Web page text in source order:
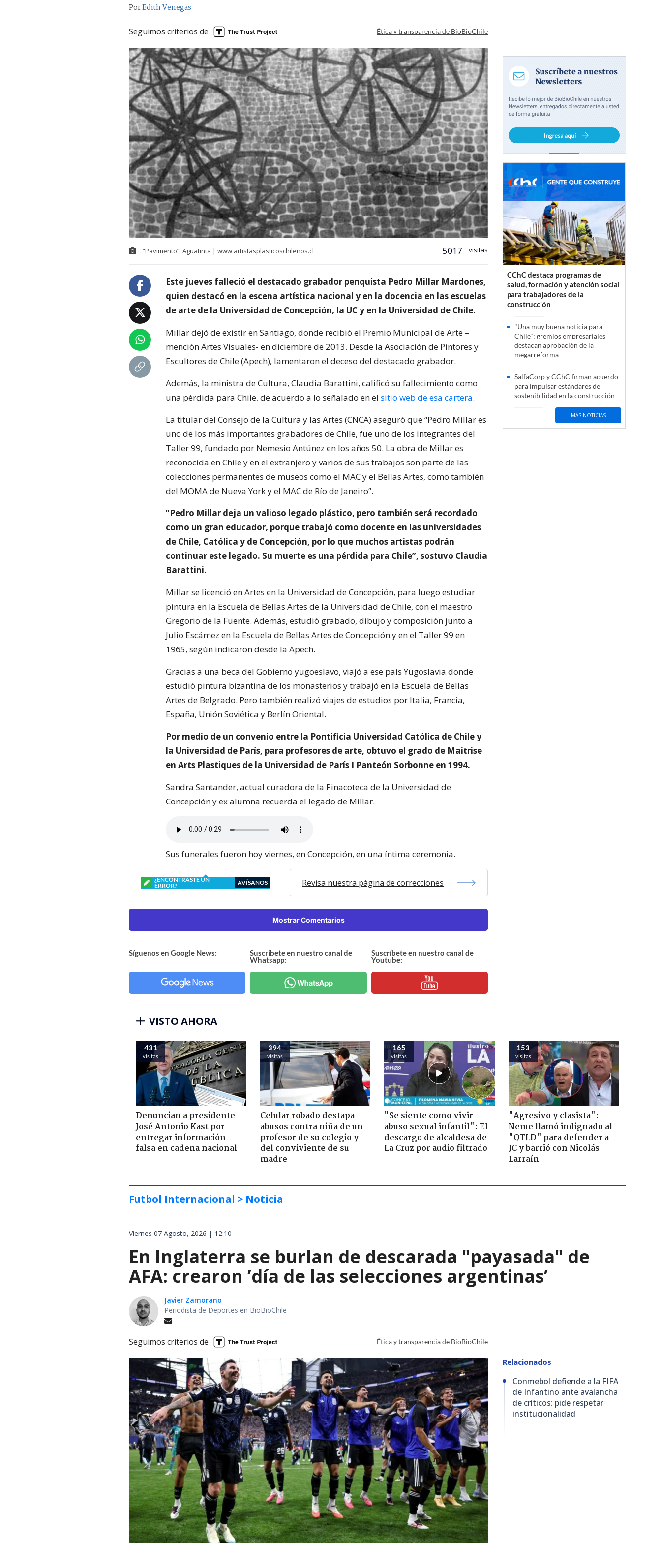
PorEdith Venegas
Seguimos criterios de Ética y transparencia de BioBioChile
“Pavimento”, Aguatinta | www.artistasplasticoschilenos.cl 5017 visitas
Este jueves falleció el destacado grabador penquista Pedro Millar Mardones,
quien destacó en la escena artística nacional y en la docencia en las escuelas
de arte de la Universidad de Concepción, la UC y en la Universidad de Chile.
Millar dejó de existir en Santiago, donde recibió el Premio Municipal de Arte –
mención Artes Visuales- en diciembre de 2013. Desde la Asociación de Pintores y
Escultores de Chile (Apech), lamentaron el deceso del destacado grabador.
Además, la ministra de Cultura, Claudia Barattini, calificó su fallecimiento como
una pérdida para Chile, de acuerdo a lo señalado en el sitio web de esa cartera.
La titular del Consejo de la Cultura y las Artes (CNCA) aseguró que “Pedro Millar es
uno de los más importantes grabadores de Chile, fue uno de los integrantes del
Taller 99, fundado por Nemesio Antúnez en los años 50. La obra de Millar es
reconocida en Chile y en el extranjero y varios de sus trabajos son parte de las
colecciones permanentes de museos como el MAC y el Bellas Artes, como también
del MOMA de Nueva York y el MAC de Río de Janeiro”.
“Pedro Millar deja un valioso legado plástico, pero también será recordado
como un gran educador, porque trabajó como docente en las universidades
de Chile, Católica y de Concepción, por lo que muchos artistas podrán
continuar este legado. Su muerte es una pérdida para Chile”, sostuvo Claudia
Barattini.
Millar se licenció en Artes en la Universidad de Concepción, para luego estudiar
pintura en la Escuela de Bellas Artes de la Universidad de Chile, con el maestro
Gregorio de la Fuente. Además, estudió grabado, dibujo y composición junto a
Julio Escámez en la Escuela de Bellas Artes de Concepción y en el Taller 99 en
1965, según indicaron desde la Apech.
Gracias a una beca del Gobierno yugoeslavo, viajó a ese país Yugoslavia donde
estudió pintura bizantina de los monasterios y trabajó en la Escuela de Bellas
Artes de Belgrado. Pero también realizó viajes de estudios por Italia, Francia,
España, Unión Soviética y Berlín Oriental.
Por medio de un convenio entre la Pontificia Universidad Católica de Chile y
la Universidad de París, para profesores de arte, obtuvo el grado de Maitrise
en Arts Plastiques de la Universidad de París I Panteón Sorbonne en 1994.
Sandra Santander, actual curadora de la Pinacoteca de la Universidad de
Concepción y ex alumna recuerda el legado de Millar.
Sus funerales fueron hoy viernes, en Concepción, en una íntima ceremonia.
¿ENCONTRASTE UN
ERROR?
AVÍSANOS Revisa nuestra página de correcciones
Mostrar Comentarios
Síguenos en Google News:
Suscríbete en nuestro canal de
Whatsapp:
Suscríbete en nuestro canal de
Youtube:
CChC destaca programas de
salud, formación y atención social
para trabajadores de la
construcción
"Una muy buena noticia para
Chile": gremios empresariales
destacan aprobación de la
megarreforma
SalfaCorp y CChC firman acuerdo
para impulsar estándares de
sostenibilidad en la construcción
MÁS NOTICIAS
VISTO AHORA
431
visitas
Denuncian a presidente
José Antonio Kast por
entregar información
falsa en cadena nacional
394
visitas
Celular robado destapa
abusos contra niña de un
profesor de su colegio y
del conviviente de su
madre
165
visitas
"Se siente como vivir
abuso sexual infantil": El
descargo de alcaldesa de
La Cruz por audio filtrado
153
visitas
"Agresivo y clasista":
Neme llamó indignado al
"QTLD" para defender a
JC y barrió con Nicolás
Larraín
Futbol Internacional > Noticia
Viernes 07 Agosto, 2026 | 12:10
En Inglaterra se burlan de descarada "payasada" de
AFA: crearon ’día de las selecciones argentinas’
Javier Zamorano
Periodista de Deportes en BioBioChile
Seguimos criterios de Ética y transparencia de BioBioChile
Relacionados
Conmebol defiende a la FIFA
de Infantino ante avalancha
de críticos: pide respetar
institucionalidad